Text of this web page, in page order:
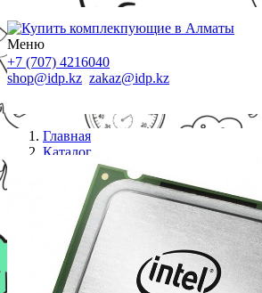
Меню
+7 (707) 4216040
shop@idp.kz zakaz@idp.kz
Главная
Каталог
Процессоры S-3647
Процессор HPE 866526-B21